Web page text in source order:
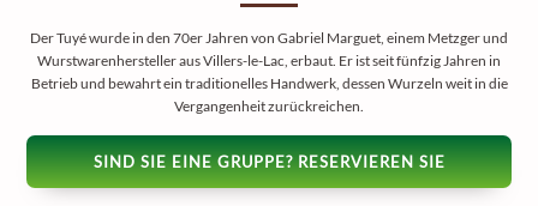
Der Tuyé wurde in den 70er Jahren von Gabriel Marguet, einem Metzger und
Wurstwarenhersteller aus Villers-le-Lac, erbaut. Er ist seit fünfzig Jahren in
Betrieb und bewahrt ein traditionelles Handwerk, dessen Wurzeln weit in die
Vergangenheit zurückreichen.
SIND SIE EINE GRUPPE? RESERVIEREN SIE